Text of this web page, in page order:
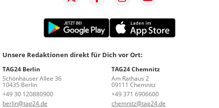
Unsere Redaktionen direkt für Dich vor Ort:
TAG24 Berlin
Schönhauser Allee 36
10435 Berlin
+49 30 120880900
berlin@tag24.de
TAG24 Chemnitz
Am Rathaus 2
09111 Chemnitz
+49 371 6906600
chemnitz@tag24.de